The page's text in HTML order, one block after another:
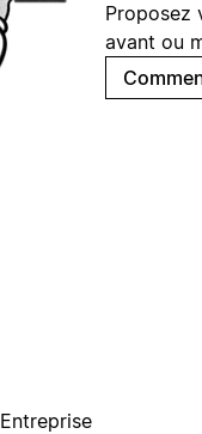
Proposez
avant ou
Entreprise